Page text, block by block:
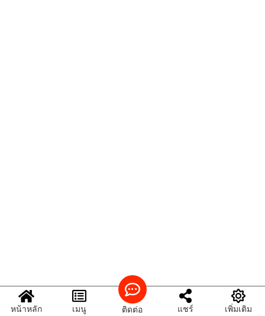
หน้าหลัก เมนู ติดต่อ แชร์ เพิ่มเติม